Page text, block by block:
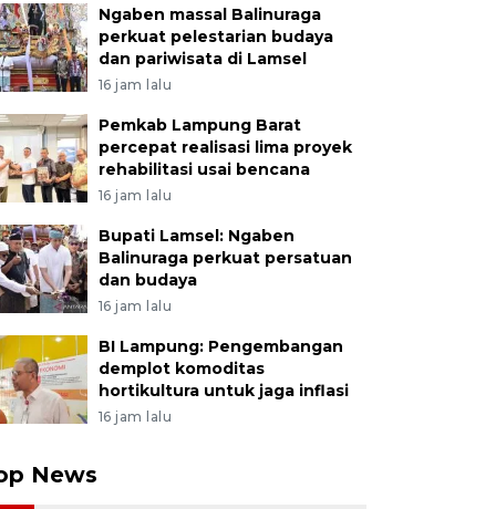
Ngaben massal Balinuraga
perkuat pelestarian budaya
dan pariwisata di Lamsel
16 jam lalu
Pemkab Lampung Barat
percepat realisasi lima proyek
rehabilitasi usai bencana
16 jam lalu
Bupati Lamsel: Ngaben
Balinuraga perkuat persatuan
dan budaya
16 jam lalu
BI Lampung: Pengembangan
demplot komoditas
hortikultura untuk jaga inflasi
16 jam lalu
News